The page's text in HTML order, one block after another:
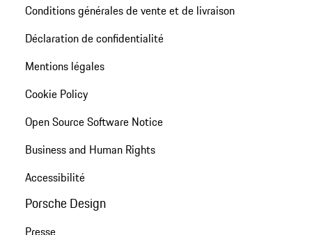
Conditions générales de vente et de livraison
Déclaration de confidentialité
Mentions légales
Cookie Policy
Open Source Software Notice
Business and Human Rights
Accessibilité
Porsche Design